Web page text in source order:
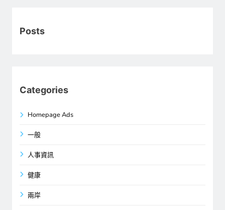
Posts
Categories
Homepage Ads
一般
人事資訊
健康
兩岸